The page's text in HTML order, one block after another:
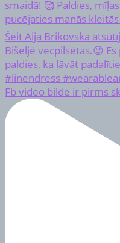
Fb video bilde ir pirms